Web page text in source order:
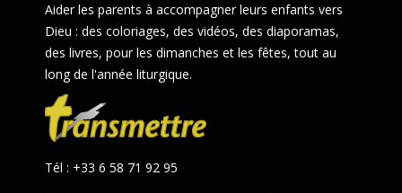
Aider les parents à accompagner leurs enfants vers
Dieu : des coloriages, des vidéos, des diaporamas,
des livres, pour les dimanches et les fêtes, tout au
long de l'année liturgique.
Tél : +33 6 58 71 92 95